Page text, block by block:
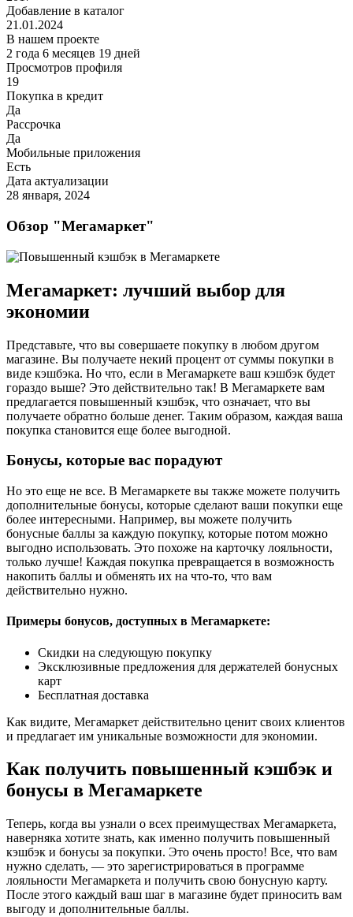
Добавление в каталог
21.01.2024
В нашем проекте
2 года 6 месяцев 19 дней
Просмотров профиля
19
Покупка в кредит
Да
Рассрочка
Да
Мобильные приложения
Есть
Дата актуализации
28 января, 2024
Обзор "Мегамаркет"
Мегамаркет: лучший выбор для
экономии
Представьте, что вы совершаете покупку в любом другом
магазине. Вы получаете некий процент от суммы покупки в
виде кэшбэка. Но что, если в Мегамаркете ваш кэшбэк будет
гораздо выше? Это действительно так! В Мегамаркете вам
предлагается повышенный кэшбэк, что означает, что вы
получаете обратно больше денег. Таким образом, каждая ваша
покупка становится еще более выгодной.
Бонусы, которые вас порадуют
Но это еще не все. В Мегамаркете вы также можете получить
дополнительные бонусы, которые сделают ваши покупки еще
более интересными. Например, вы можете получить
бонусные баллы за каждую покупку, которые потом можно
выгодно использовать. Это похоже на карточку лояльности,
только лучше! Каждая покупка превращается в возможность
накопить баллы и обменять их на что-то, что вам
действительно нужно.
Примеры бонусов, доступных в Мегамаркете:
Скидки на следующую покупку
Эксклюзивные предложения для держателей бонусных
карт
Бесплатная доставка
Как видите, Мегамаркет действительно ценит своих клиентов
и предлагает им уникальные возможности для экономии.
Как получить повышенный кэшбэк и
бонусы в Мегамаркете
Теперь, когда вы узнали о всех преимуществах Мегамаркета,
наверняка хотите знать, как именно получить повышенный
кэшбэк и бонусы за покупки. Это очень просто! Все, что вам
нужно сделать, — это зарегистрироваться в программе
лояльности Мегамаркета и получить свою бонусную карту.
После этого каждый ваш шаг в магазине будет приносить вам
выгоду и дополнительные баллы.